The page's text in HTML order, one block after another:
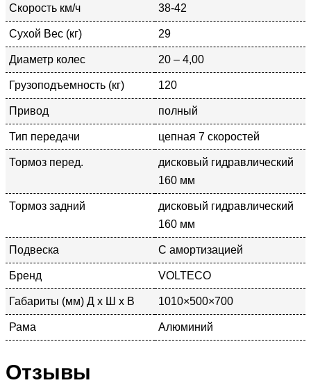
Скорость км/ч 38-42
Сухой Вес (кг) 29
Диаметр колес 20 – 4,00
Грузоподъемность (кг) 120
Привод полный
Тип передачи цепная 7 скоростей
Тормоз перед.
дисковый гидравлический
160 мм
Тормоз задний
дисковый гидравлический
160 мм
Подвеска С амортизацией
Бренд VOLTECO
Габариты (мм) Д x Ш x В 1010×500×700
Рама Алюминий
Отзывы